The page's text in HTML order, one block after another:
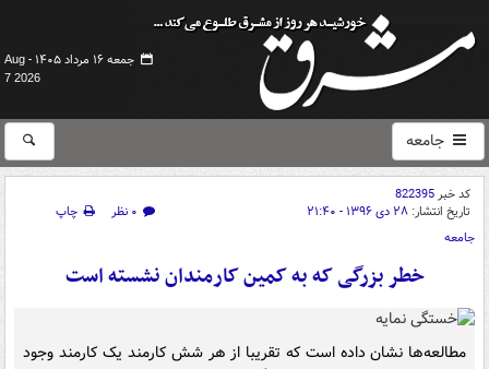
جمعه ۱۶ مرداد ۱۴۰۵ -
Aug
7 2026
جامعه
کد خبر822395
تاریخ انتشار: ۲۸ دی ۱۳۹۶ - ۲۱:۴۰ ۰ نظر
چاپ
جامعه
خطر بزرگی که به کمین کارمندان نشسته است
مطالعه‌ها نشان داده است که تقریبا از هر شش کارمند یک کارمند وجود